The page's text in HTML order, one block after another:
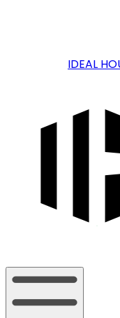
IDEAL